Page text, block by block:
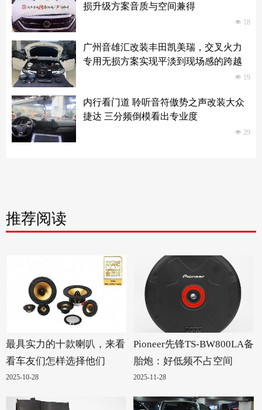
损升级方案音质与空间兼得
넶 18
广州音雄汇改装丰田凯美瑞，交叉火力
专用无损方案实现平淡到现场感的跨越
넶 19
内行看门道 聆听音符傲势之声改装大众
捷达 三分频倒模看出专业度
넶 29
推荐阅读
最具实力的十款喇叭，来看
看车友们怎样选择他们
2025-10-28
Pioneer先锋TS-BW800LA备
胎炮：好低频不占空间
2025-11-28